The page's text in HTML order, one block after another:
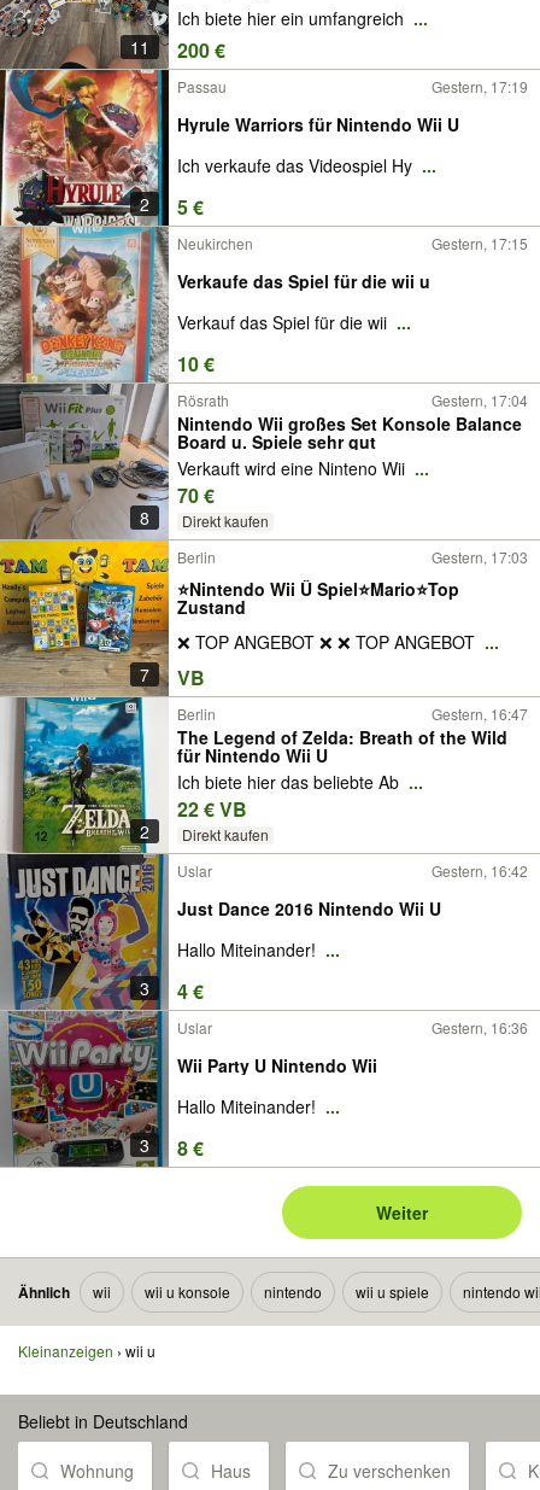
11
Ich biete hier ein umfangreich ...
200 €
2
Passau Gestern, 17:19
Hyrule Warriors für Nintendo Wii U
Ich verkaufe das Videospiel Hy ...
5 €
Neukirchen Gestern, 17:15
Verkaufe das Spiel für die wii u
Verkauf das Spiel für die wii ...
10 €
8
Rösrath Gestern, 17:04
Nintendo Wii großes Set Konsole Balance
Board u. Spiele sehr gut
Verkauft wird eine Ninteno Wii ...
70 €
Direkt kaufen
7
Berlin Gestern, 17:03
⭐️Nintendo Wii Ü Spiel⭐️Mario⭐️Top
Zustand
❌ TOP ANGEBOT ❌ ❌ TOP ANGEBOT ...
VB
2
Berlin Gestern, 16:47
The Legend of Zelda: Breath of the Wild
für Nintendo Wii U
Ich biete hier das beliebte Ab ...
22 € VB
Direkt kaufen
3
Uslar Gestern, 16:42
Just Dance 2016 Nintendo Wii U
Hallo Miteinander! ...
4 €
3
Uslar Gestern, 16:36
Wii Party U Nintendo Wii
Hallo Miteinander! ...
8 €
Weiter
Ähnlich wii wii u konsole nintendo wii u spiele nintendo
Kleinanzeigen wii u
Beliebt in Deutschland
Wohnung Haus Zu verschenken